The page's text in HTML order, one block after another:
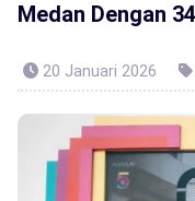
Medan Dengan
20 Januari 2026